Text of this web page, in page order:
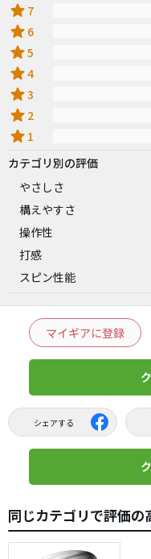
star 7
star 6
star5
star4
star3
star 2
star 1
カテゴリ別の評価
やさしさ
構えやすさ
操作性
打感
スピン性能
マイギアに登録
シェアする
同じカテゴリで評価の